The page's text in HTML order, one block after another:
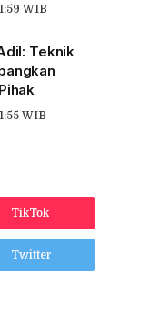
WIB
Teknik
WIB
TikTok
Twitter